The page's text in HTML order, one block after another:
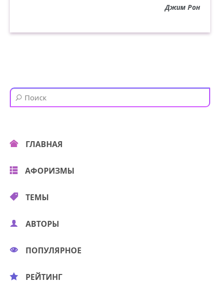
Джим Рон
ГЛАВНАЯ
АФОРИЗМЫ
ТЕМЫ
АВТОРЫ
ПОПУЛЯРНОЕ
РЕЙТИНГ